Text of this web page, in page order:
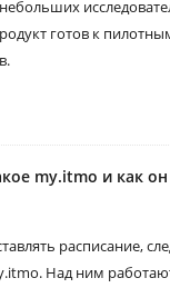
готов к
my.itmo и как
расписание,
Над ним